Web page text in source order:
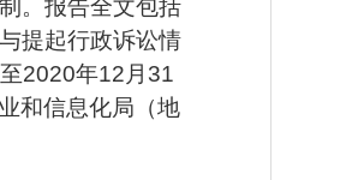
。报告全文包括
提起行政诉讼情
2020年12月31
和信息化局（地